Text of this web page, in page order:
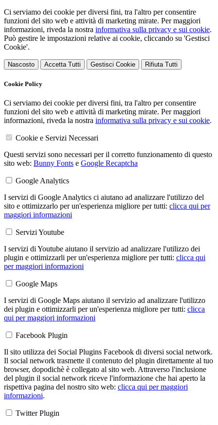
Ci serviamo dei cookie per diversi fini, tra l'altro per consentire
funzioni del sito web e attività di marketing mirate. Per maggiori
informazioni, riveda la nostra informativa sulla privacy e sui cookie.
Può gestire le impostazioni relative ai cookie, cliccando su 'Gestisci
Cookie'.
Nascosto Accetta Tutti Gestisci Cookie Rifiuta Tutti
Cookie Policy
Ci serviamo dei cookie per diversi fini, tra l'altro per consentire
funzioni del sito web e attività di marketing mirate. Per maggiori
informazioni, riveda la nostra informativa sulla privacy e sui cookie.
Cookie e Servizi Necessari
Questi servizi sono necessari per il corretto funzionamento di questo
sito web: Bunny Fonts e Google Recaptcha
Google Analytics
I servizi di Google Analytics ci aiutano ad analizzare l'utilizzo del
sito e ottimizzarlo per un'esperienza migliore per tutti: clicca qui per
maggiori informazioni
Servizi Youtube
I servizi di Youtube aiutano il servizio ad analizzare l'utilizzo dei
plugin e ottimizzarli per un'esperienza migliore per tutti: clicca qui
per maggiori informazioni
Google Maps
I servizi di Google Maps aiutano il servizio ad analizzare l'utilizzo
dei plugin e ottimizzarli per un'esperienza migliore per tutti: clicca
qui per maggiori informazioni
Facebook Plugin
Il sito utilizza dei Social Plugins Facebook di diversi social network.
Il social network trasmette il contenuto del plugin direttamente al tuo
browser, dopodichè è collegato al sito web. Attraverso l'inclusione
del plugin il social network riceve l'informazione che hai aperto la
rispettiva pagina del nostro sito web: clicca qui per maggiori
informazioni.
Twitter Plugin